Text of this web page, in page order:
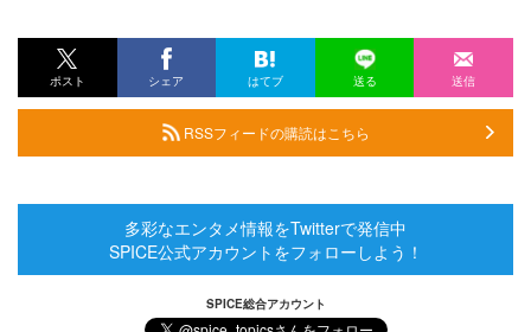
ポスト シェア はてブ 送る 送信
RSSフィードの購読はこちら
多彩なエンタメ情報をTwitterで発信中
SPICE公式アカウントをフォローしよう！
SPICE総合アカウント